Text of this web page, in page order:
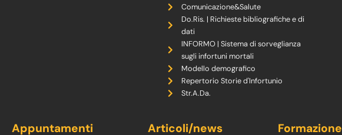
Comunicazione&Salute
Do.Ris. | Richieste bibliografiche e di
dati
INFORMO | Sistema di sorveglianza
sugli infortuni mortali
Modello demografico
Repertorio Storie d'Infortunio
Str.A.Da.
Appuntamenti Articoli/news Formazione